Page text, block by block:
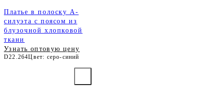
Платье в полоску А-
силуэта с поясом из
блузочной хлопковой
ткани
Узнать оптовую цену
D22.264Цвет: серо-синий